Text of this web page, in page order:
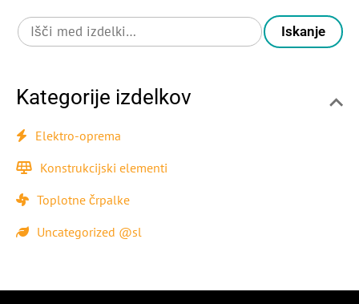
Iskanje
Kategorije izdelkov
Elektro-oprema
Konstrukcijski elementi
Toplotne črpalke
Uncategorized @sl